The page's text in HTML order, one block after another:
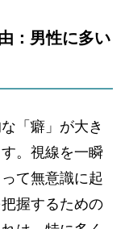
：男性に多い
「癖」が大き
。視線を一瞬
て無意識に起
握するための